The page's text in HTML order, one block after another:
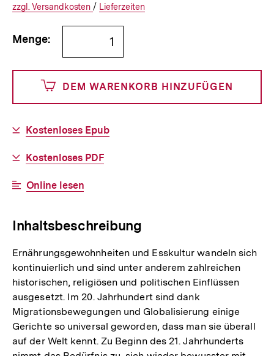
€
und
0
Cents
Versandkosten
Interner
Informationen
den
zzgl. zuzüglichen
Versandkosten/ Interner
Informationen
Lieferzeiten
Bestellmenge
angeben
Menge:
DEM WARENKORB HINZUFÜGEN
Download-
Kostenloses Epub
Download-
Kostenloses PDF
Interner
Online lesen
Inhaltsbeschreibung
Ernährungsgewohnheiten und Esskultur wandeln sich
kontinuierlich und sind unter anderem zahlreichen
historischen, religiösen und politischen Einflüssen
ausgesetzt. Im 20. Jahrhundert sind dank
Migrationsbewegungen und Globalisierung einige
Gerichte so universal geworden, dass man sie überall
auf der Welt kennt. Zu Beginn des 21. Jahrhunderts